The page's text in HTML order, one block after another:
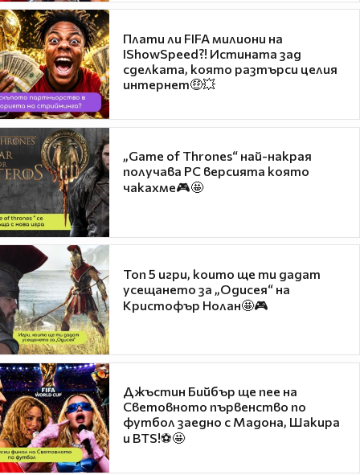
Плати ли FIFA милиони на
IShowSpeed?! Истината зад
сделката, която разтърси целия
интернет🤑💥
„Game of Thrones“ най-накрая
получава PC версията която
чакахме🎮🤩
Топ 5 игри, които ще ти дадат
усещането за „Одисея“ на
Кристофър Нолан🤩🎮
Джъстин Бийбър ще пее на
Световното първенство по
футбол заедно с Мадона, Шакира
и BTS!⚽🤩